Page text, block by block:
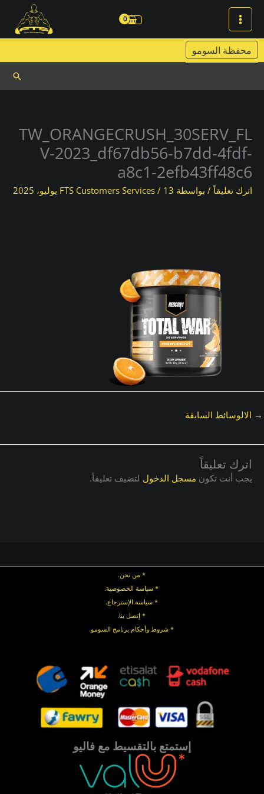
تخطي
المحتوى
محفظة السومو
TW_ORANGECRUSH_30SERV_FL
V-2023_df67db56-b7dd-4fdf-
a8c1-2efb43ff48c6
اترك تعليقاً / بواسطة FTS Customers Services / 13 يوليو، 2025
→ الالوسائط السابقة
اترك تعليقاً
يجب أنت تكون مسجل الدخول لتضيف تعليقاً.
* من نحن.
* سياسة الخصوصية.
*سياسة الإسترجاع.
* إتصل بنا.
* شروط وأحكام برنامج السومو.
إستمتع بالتقسيط مع فاليو